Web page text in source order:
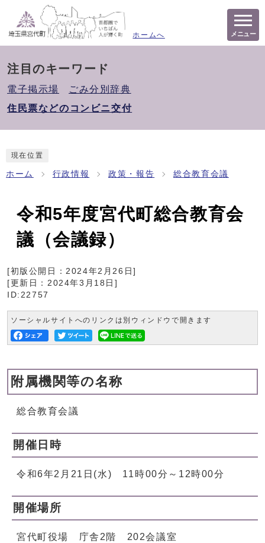
ホームへ メニュー
注目のキーワード
電子掲示場
ごみ分別辞典
住民票などのコンビニ交付
現在位置
ホーム 行政情報 政策・報告 総合教育会議
令和5年度宮代町総合教育会
議（会議録）
[初版公開日：2024年2月26日]
[更新日： 2024年3月18日 ]
ID:22757
ソーシャルサイトへのリンクは別ウィンドウで開きます
附属機関等の名称
総合教育会議
開催日時
令和6年2月21日(水) 11時00分～12時00分
開催場所
宮代町役場 庁舎2階 202会議室